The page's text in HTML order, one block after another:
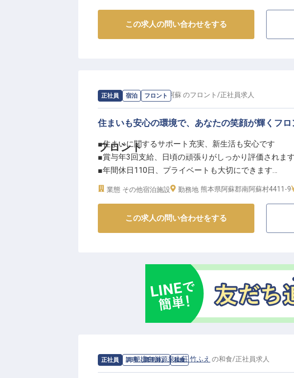
※2026年03月09日時点の情報です
HOTEL R9 The Yard 菊池は、新しい滞在体験を提供す
スマホでのセルフチェックインなど最新テクノロジー
ーー【あなたのアイデアと経験を活かせるマネジメン
運営マネージャーとして、予約管理からスタッフ教育
ホテル・飲食業界での経験を活かしながら、さらにキ
はほとんどなく、ワークライフバランスも重視！夏季
分の時間も大切にできます。
女性マネージャーも多数活躍中で、アットホームな雰
引っ越し費用援助制度もあるので、遠方からの応募も
この求人の問い合わせをする
正社員 宿泊 フロント
フロント
求人情報：ラビスタ南阿蘇 のフロント /正社員求人
住まいも安心の環境で、あなたの笑顔が輝くフロ
■住まいに関するサポート充実、新生活も安心です
■賞与年3回支給、日頃の頑張りがしっかり評価されます
■年間休日110日、プライベートも大切にできます
■未経験からでも挑戦可能、接客経験を活かせます
お客様が旅の疲れを癒し、心ゆくまで寛げるよう、温
時間を提供してください。チェックインからチェック
あなたの優しい心遣いが、お客様にとって何よりの喜
ーー【安心して長く働ける環境とキャリア】
月給218,000円からのスタートで、賞与は年3回支給さ
には、寮や借上げ社宅のサポートがあり、引越し費用
援する環境が整っています。
※2026年03月09日時点の情報です
業態 その他宿泊施設 勤務地 熊本県阿蘇郡南阿蘇村4411-9
この求人の問い合わせをする
正社員 調理（調理師） 和食
求人情報：秘境白川源泉山荘 竹ふえ の和食/正社員求人